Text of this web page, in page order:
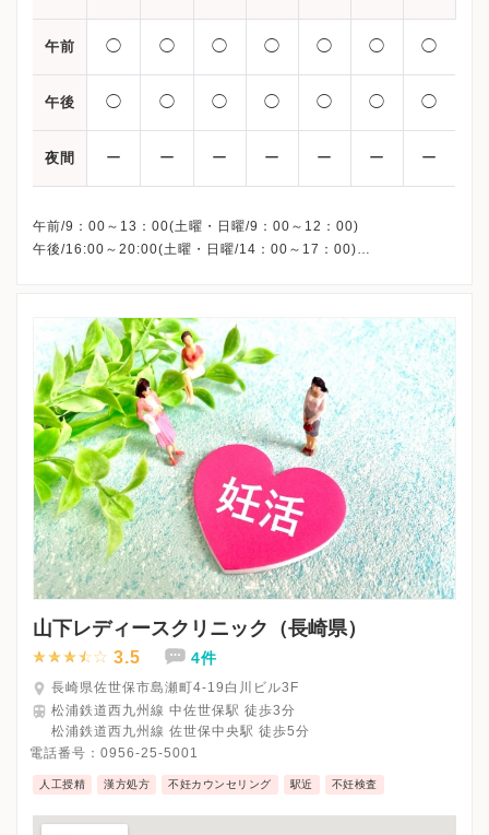
午前 ◯ ◯ ◯ ◯ ◯ ◯ ◯
午後 ◯ ◯ ◯ ◯ ◯ ◯ ◯
夜間 ー ー ー ー ー ー ー
午前/9：00～13：00(土曜・日曜/9：00～12：00)
午後/16:00～20:00(土曜・日曜/14：00～17：00)
山下レディースクリニック（長崎県）
3.5 4件
長崎県佐世保市島瀬町4-19白川ビル3F
松浦鉄道西九州線 中佐世保駅 徒歩3分
松浦鉄道西九州線 佐世保中央駅 徒歩5分
電話番号： 0956-25-5001
人工授精 漢方処方 不妊カウンセリング 駅近 不妊検査